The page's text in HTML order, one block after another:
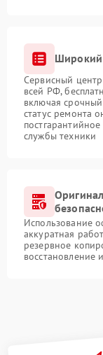
Широкий
Сервисный центр
всей РФ,
включая
статус ремонта
службы техники
Использование
аккуратная
резервное